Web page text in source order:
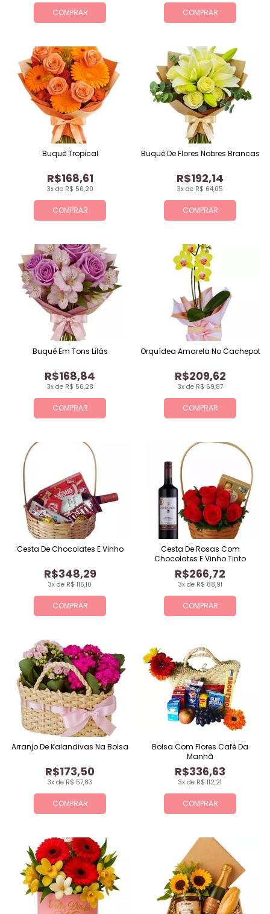
COMPRAR COMPRAR
COMPRAR
3x de R$ 56,20
R$168,61
Buquê Tropical
COMPRAR
3x de R$ 64,05
R$192,14
Buquê De Flores Nobres Brancas
COMPRAR
3x de R$ 56,28
R$168,84
Buquê Em Tons Lilás
COMPRAR
3x de R$ 69,87
R$209,62
Orquídea Amarela No Cachepot
COMPRAR
3x de R$ 116,10
R$348,29
Cesta De Chocolates E Vinho
COMPRAR
3x de R$ 88,91
R$266,72
Cesta De Rosas Com
Chocolates E Vinho Tinto
COMPRAR
3x de R$ 57,83
R$173,50
Arranjo De Kalandivas Na Bolsa
COMPRAR
3x de R$ 112,21
R$336,63
Bolsa Com Flores Café Da
Manhã